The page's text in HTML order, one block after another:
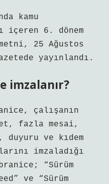
kamu
içeren 6. dönem
25 Ağustos
yayınlandı.
imzalanır?
çalışanın
fazla mesai,
ve kıdem
imzaladığı
“Sürüm
ve “Sürüm